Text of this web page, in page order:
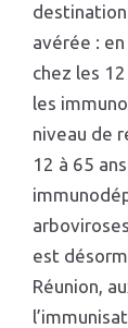
avérée :
chez les
les
niveau de
12 à 65
est
Réunion,